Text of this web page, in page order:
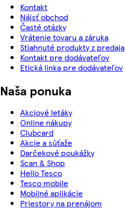
Kontakt
Nájsť obchod
Časté otázky
Vrátenie tovaru a záruka
Stiahnuté produkty z predaja
Kontakt pre dodávateľov
Etická linka pre dodávateľov
Naša ponuka
Akciové letáky
Online nákupy
Clubcard
Akcie a súťaže
Darčekové poukážky
Scan & Shop
Hello Tesco
Tesco mobile
Mobilné aplikácie
Priestory na prenájom